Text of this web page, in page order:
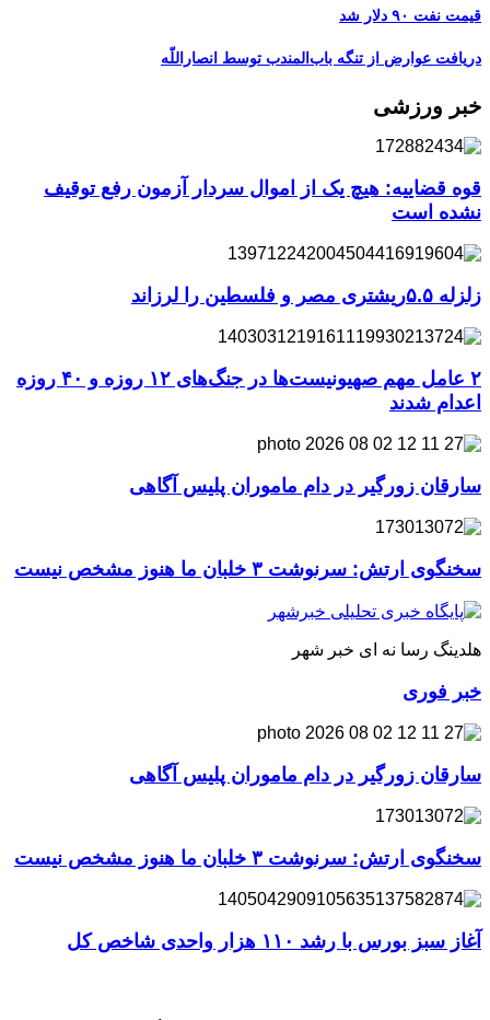
قیمت نفت ۹۰ دلار شد
دریافت عوارض از تنگه باب‌المندب توسط انصاراللّه
خبر ورزشی
قوه قضاییه: هیچ یک از اموال سردار آزمون رفع توقیف
نشده است
زلزله ۵.۵ریشتری مصر و فلسطین را لرزاند
۲ عامل مهم صهیونیست‌ها در جنگ‌های ۱۲ روزه و ۴۰ روزه
اعدام شدند
سارقان زورگیر در دام ماموران پلیس آگاهی
سخنگوی ارتش: سرنوشت ۳ خلبان ما هنوز مشخص نیست
هلدینگ رسا نه ای خبر شهر
خبر فوری
سارقان زورگیر در دام ماموران پلیس آگاهی
سخنگوی ارتش: سرنوشت ۳ خلبان ما هنوز مشخص نیست
آغاز سبز بورس با رشد ۱۱۰ هزار واحدی شاخص کل